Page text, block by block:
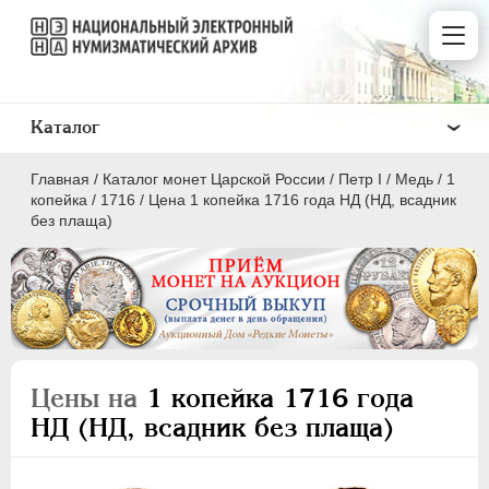
Главная / Каталог монет Царской России / Пeтр I / Медь / 1
копейка / 1716 / Цена 1 копейка 1716 года НД (НД, всадник
без плаща)
Цены на 1 копейка 1716 года
НД (НД, всадник без плаща)
Каталог
ПEТР I 1699 - 1725
Серебро
Медь